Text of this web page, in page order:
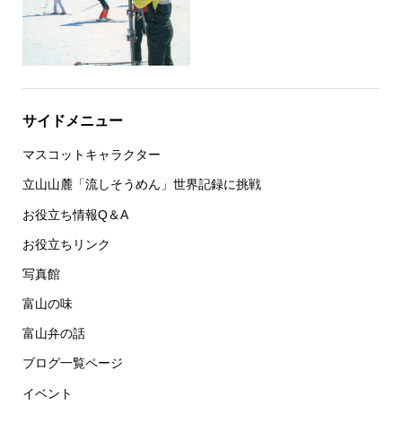
サイドメニュー
マスコットキャラクター
立山山麓「流しそうめん」世界記録に挑戦
お役立ち情報Q＆A
お役立ちリンク
写真館
富山の味
富山弁の話
ブログ一覧ページ
イベント